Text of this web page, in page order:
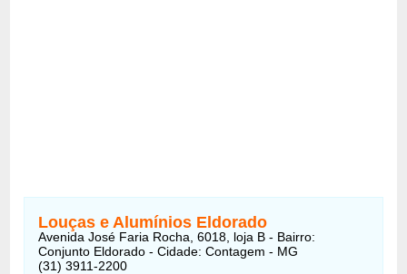
Louças e Alumínios Eldorado
Avenida José Faria Rocha, 6018, loja B - Bairro:
Conjunto Eldorado - Cidade: Contagem - MG
(31) 3911-2200